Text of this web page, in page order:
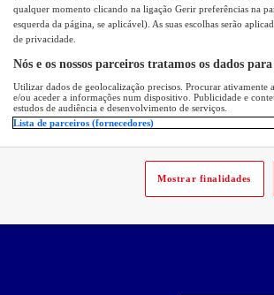
qualquer momento clicando na ligação Gerir preferências na
esquerda da página, se aplicável). As suas escolhas serão
de privacidade.
Nós e os nossos parceiros tratamos os dados
Utilizar dados de geolocalização precisos. Procurar
e/ou aceder a informações num dispositivo. Publicidade e
estudos de audiência e desenvolvimento de serviços.
Lista de parceiros (fornecedores)
Mostrar finalidades